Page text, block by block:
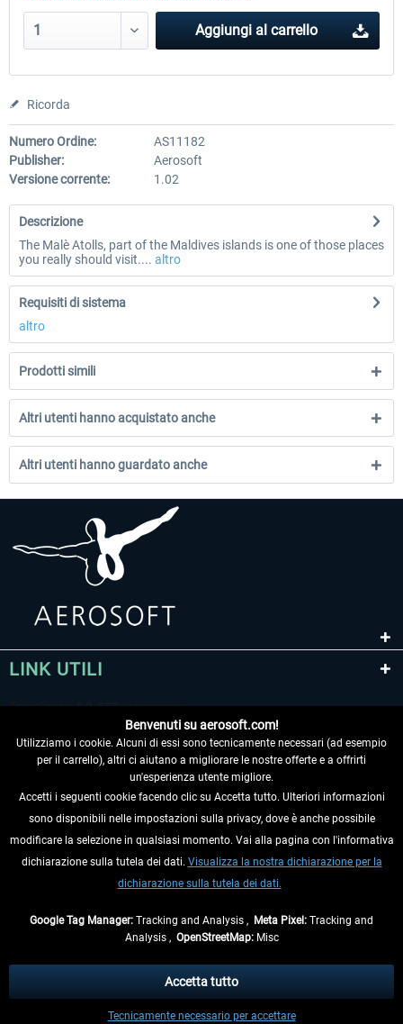
Aggiungi al carrello
Ricorda
Numero Ordine:
AS11182
Publisher:
Aerosoft
Versione corrente:
1.02
Descrizione
The Malè Atolls, part of the Maldives islands is one of those places
you really should visit.... altro
Requisiti di sistema
altro
Prodotti simili
Altri utenti hanno acquistato anche
Altri utenti hanno guardato anche
LINK UTILI
RECEDERE DAL CONTRATTO
INFORMAZIONI
eventualmente le spese di spedizione, se non diversamente descritto.
** Riguarda le spedizioni al di fuori della Germania, i tempi di consegna per le
Benvenuti su aerosoft.com!
Utilizziamo i cookie. Alcuni di essi sono tecnicamente necessari (ad esempio
per il carrello), altri ci aiutano a migliorare le nostre offerte e a offrirti
un'esperienza utente migliore.
Accetti i seguenti cookie facendo clic su Accetta tutto. Ulteriori informazioni
sono disponibili nelle impostazioni sulla privacy, dove è anche possibile
modificare la selezione in qualsiasi momento. Vai alla pagina con l'informativa
dichiarazione sulla tutela dei dati. Visualizza la nostra dichiarazione per la
dichiarazione sulla tutela dei dati.
Google Tag Manager: Tracking and Analysis , Meta Pixel: Tracking and
Analysis , OpenStreetMap:Misc
Tecnicamente necessario per accettare
Accetta tutto